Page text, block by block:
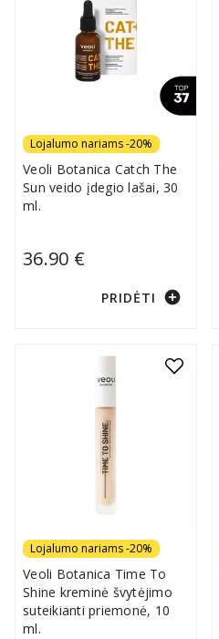
Lojalumo nariams -20%
Veoli Botanica Catch The
Sun veido įdegio lašai, 30
ml.
36.90 €
PRIDĖTI add_circle
Lojalumo nariams -20%
Veoli Botanica Time To
Shine kreminė švytėjimo
suteikianti priemonė, 10
ml.